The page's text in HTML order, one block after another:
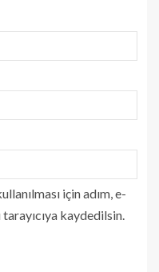
için adım, e-
kaydedilsin.